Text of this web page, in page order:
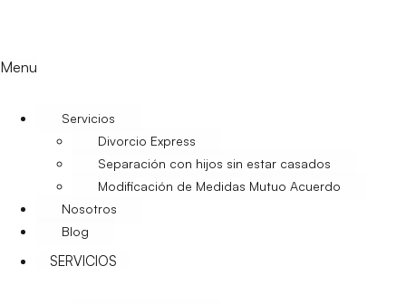
Menu
Servicios
Divorcio Express
Separación con hijos sin estar casados
Modificación de Medidas Mutuo Acuerdo
Nosotros
Blog
SERVICIOS